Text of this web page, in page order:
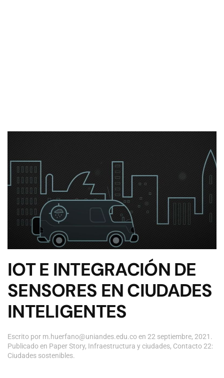
IOT E INTEGRACIÓN DE
SENSORES EN CIUDADES
INTELIGENTES
Escrito por m.huerfano@uniandes.edu.coen 22 septiembre, 2021 .
Publicado en Paper Story, Infraestructura y ciudades, Contacto 22:
Ciudades sostenibles.